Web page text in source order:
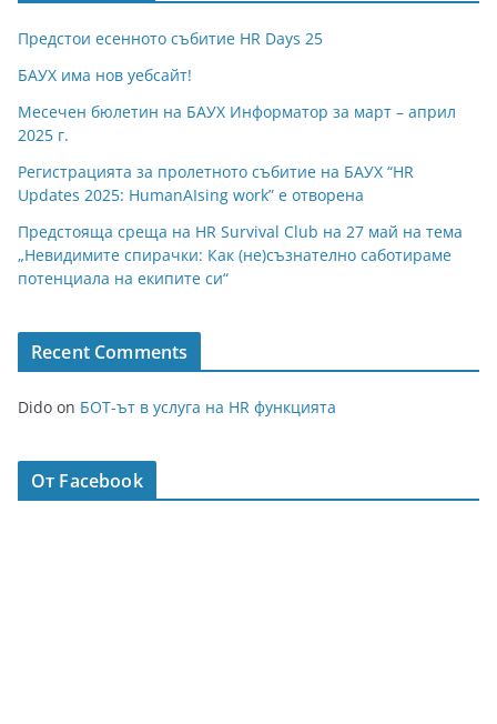
Предстои есенното събитие HR Days 25
БАУХ има нов уебсайт!
Месечен бюлетин на БАУХ Информатор за март – април
2025 г.
Регистрацията за пролетното събитие на БАУХ “HR
Updates 2025: HumanAIsing work” е отворена
Предстояща среща на HR Survival Club на 27 май на тема
„Невидимите спирачки: Как (не)съзнателно саботираме
потенциала на екипите си“
Recent Comments
Dido on БОТ-ът в услуга на HR функцията
От Facebook